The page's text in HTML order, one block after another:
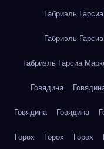
Габриэль
Габриэль
Габриэль Гарсиа
Говядина
Говядина Говядина
Горох Горох Горох